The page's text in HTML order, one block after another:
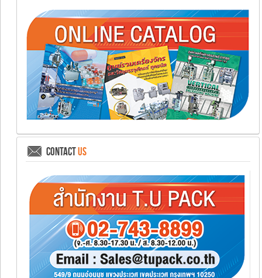
CONTACTUS